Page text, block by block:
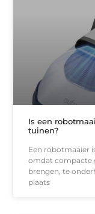
Is een
tuinen?
Een robotmaaier
omdat compacte
brengen, te
plaats